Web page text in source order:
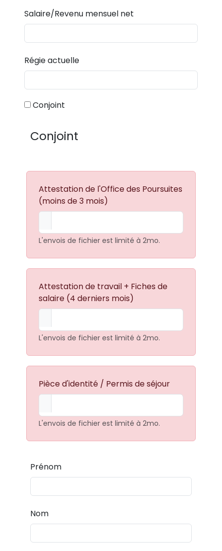
Salaire/Revenu mensuel net
Régie actuelle
Conjoint
Conjoint
Attestation de l'Office des Poursuites
(moins de 3 mois)
L'envois de fichier est limité à 2mo.
Attestation de travail + Fiches de
salaire (4 derniers mois)
L'envois de fichier est limité à 2mo.
Pièce d'identité / Permis de séjour
L'envois de fichier est limité à 2mo.
Prénom
Nom